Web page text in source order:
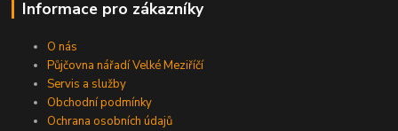
Informace pro zákazníky
O nás
Půjčovna nářadí Velké Meziříčí
Servis a služby
Obchodní podmínky
Ochrana osobních údajů